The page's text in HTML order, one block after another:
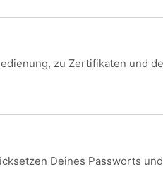
zu Zertifikaten und
Deines Passworts